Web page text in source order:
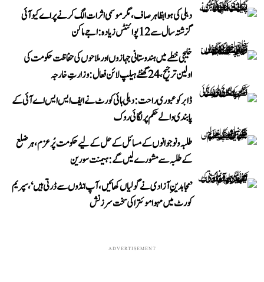
دہلی کی ہوا بظاہر صاف، مگر موسمی اثرات الگ کرنے پر اے کیو آئی
گزشتہ سال سے 12 پوائنٹس زیادہ: اجے ماکن
خلیجی خطے میں ہندوستانی جہازوں اور ملاحوں کی حفاظت حکومت کی
اولین ترجیح، 24 گھنٹے ہیلپ لائن فعال: وزارتِ خارجہ
ڈابر کو عبوری راحت: دہلی ہائی کورٹ نے ایف ایس ایس اے آئی کے
پابندی والے حکم پر لگائی روک
طلبہ و نوجوانوں کے مسائل کے حل کے لیے حکومت پُرعزم، ہر ضلع
کے طلبہ سے مشورے لیں گے: ہیمنت سورین
’مجاہدینِ آزادی نے گولیاں کھائیں، آپ انڈوں سے ڈرتی ہیں‘، سپریم
کورٹ میں مہوا موئترا کی سخت سرزنش
ADVERTISEMENT